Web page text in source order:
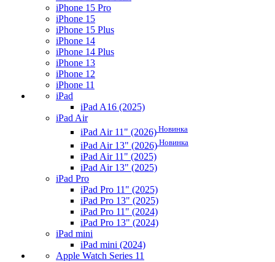
iPhone 15 Pro
iPhone 15
iPhone 15 Plus
iPhone 14
iPhone 14 Plus
iPhone 13
iPhone 12
iPhone 11
iPad
iPad A16 (2025)
iPad Air
iPad Air 11" (2026) Новинка
iPad Air 13" (2026) Новинка
iPad Air 11" (2025)
iPad Air 13" (2025)
iPad Pro
iPad Pro 11" (2025)
iPad Pro 13" (2025)
iPad Pro 11" (2024)
iPad Pro 13" (2024)
iPad mini
iPad mini (2024)
Apple Watch Series 11